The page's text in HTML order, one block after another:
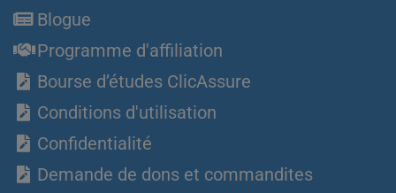
Blogue
Programme d'affiliation
Bourse d’études ClicAssure
Conditions d'utilisation
Confidentialité
Demande de dons et commandites